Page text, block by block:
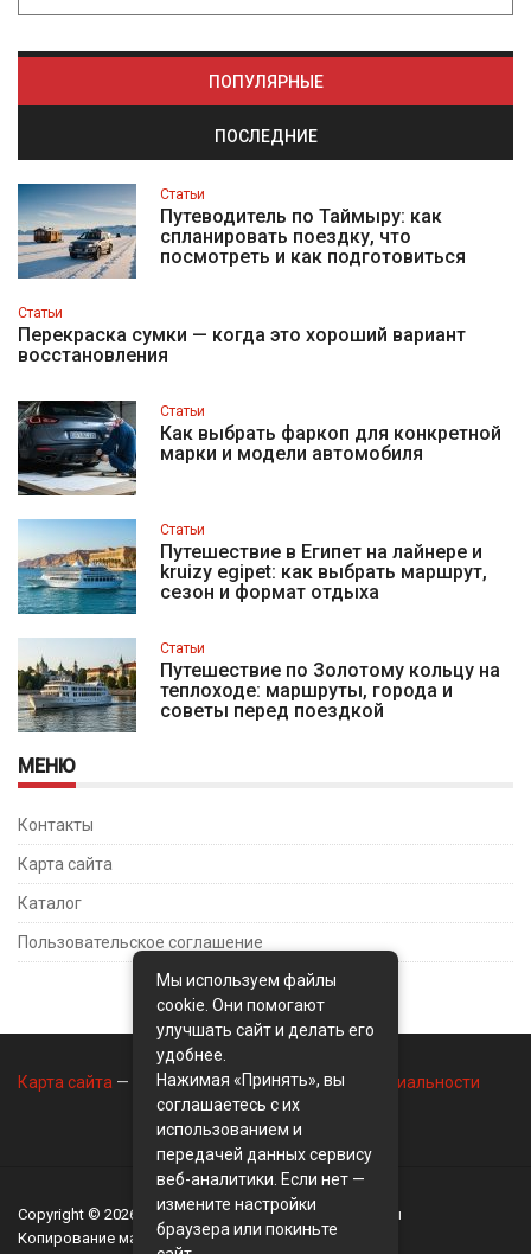
ПОПУЛЯРНЫЕ
ПОСЛЕДНИЕ
Статьи
Путеводитель по Таймыру: как
спланировать поездку, что
посмотреть и как подготовиться
Статьи
Перекраска сумки — когда это хороший вариант
восстановления
Статьи
Как выбрать фаркоп для конкретной
марки и модели автомобиля
Статьи
Путешествие в Египет на лайнере и
kruizy egipet: как выбрать маршрут,
сезон и формат отдыха
Статьи
Путешествие по Золотому кольцу на
теплоходе: маршруты, города и
советы перед поездкой
МЕНЮ
Контакты
Карта сайта
Каталог
Пользовательское соглашение
Карта сайта — Контакты— Политика конфиденциальности
Copyright © 2026 BusinessMix- Экономика и финансы
Копирование материалов разрешается, только с
Мы используем файлы
cookie. Они помогают
улучшать сайт и делать его
удобнее.
Нажимая «Принять», вы
соглашаетесь с их
использованием и
передачей данных сервису
веб-аналитики. Если нет —
измените настройки
браузера или покиньте